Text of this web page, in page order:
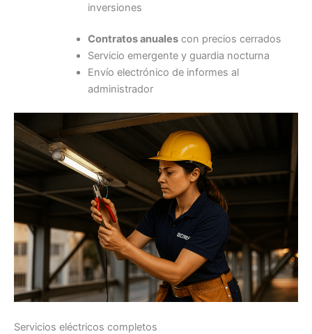
inversiones
Contratos anualescon precios cerrados
Servicio emergente y guardia nocturna
Envío electrónico de informes al
administrador
Servicios eléctricos completos